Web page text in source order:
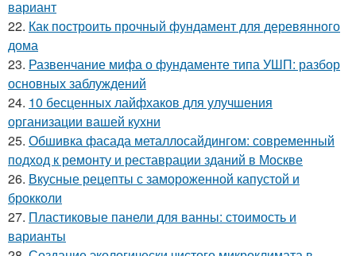
вариант
22. Как построить прочный фундамент для деревянного
дома
23. Развенчание мифа о фундаменте типа УШП: разбор
основных заблуждений
24. 10 бесценных лайфхаков для улучшения
организации вашей кухни
25. Обшивка фасада металлосайдингом: современный
подход к ремонту и реставрации зданий в Москве
26. Вкусные рецепты с замороженной капустой и
брокколи
27. Пластиковые панели для ванны: стоимость и
варианты